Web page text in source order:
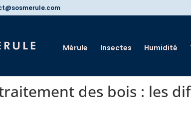
Mérule Insectes Humidité
des bois : les